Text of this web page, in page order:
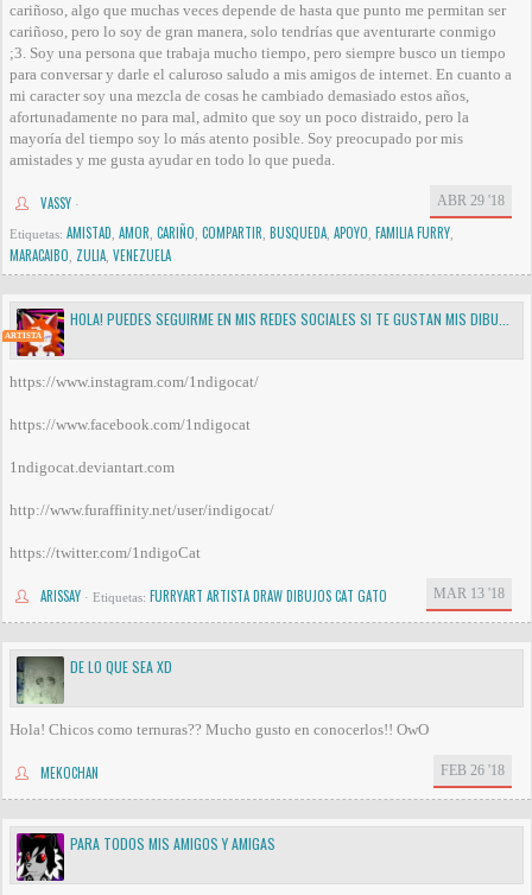
cariñoso, algo que muchas veces depende de hasta que punto me permitan ser
cariñoso, pero lo soy de gran manera, solo tendrías que aventurarte conmigo
;3. Soy una persona que trabaja mucho tiempo, pero siempre busco un tiempo
para conversar y darle el caluroso saludo a mis amigos de internet. En cuanto a
mi caracter soy una mezcla de cosas he cambiado demasiado estos años,
afortunadamente no para mal, admito que soy un poco distraido, pero la
mayoría del tiempo soy lo más atento posible. Soy preocupado por mis
amistades y me gusta ayudar en todo lo que pueda.
VASSY ABR 29 '18
·
Etiquetas: AMISTAD, AMOR, CARIÑO, COMPARTIR, BUSQUEDA, APOYO, FAMILIA FURRY,
MARACAIBO, ZULIA, VENEZUELA
ARTISTA
HOLA! PUEDES SEGUIRME EN MIS REDES SOCIALES SI TE GUSTAN MIS DIBU...
https://www.instagram.com/1ndigocat/
https://www.facebook.com/1ndigocat
1ndigocat.deviantart.com
http://www.furaffinity.net/user/indigocat/
https://twitter.com/1ndigoCat
ARISSAY MAR 13 '18
· Etiquetas: FURRYART ARTISTA DRAW DIBUJOS CAT GATO
DE LO QUE SEA XD
Hola! Chicos como ternuras?? Mucho gusto en conocerlos!! OwO
MEKOCHAN FEB 26 '18
PARA TODOS MIS AMIGOS Y AMIGAS